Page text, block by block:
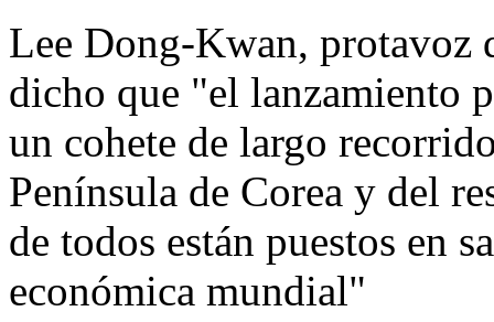
Lee Dong-Kwan, protavoz
dicho que "el lanzamiento
un cohete de largo
Península de Corea y del
de todos están puestos en
económica mundial"